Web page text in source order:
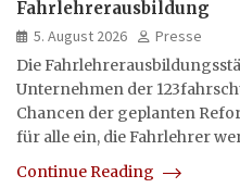
Fahrlehrerausbildung
5. August 2026
Presse
Die
Unternehmen der
Chancen der geplanten
für alle ein, die Fahrlehrer
Continue Reading